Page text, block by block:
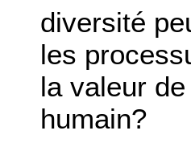
diversité
les
la valeur
humain?